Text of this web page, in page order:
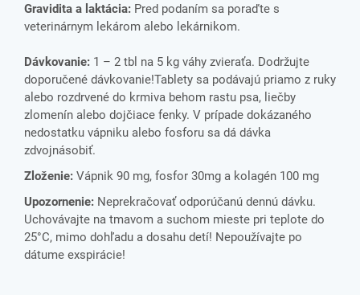
Gravidita a laktácia: Pred podaním sa poraďte s
veterinárnym lekárom alebo lekárnikom.
Dávkovanie: 1 – 2 tbl na 5 kg váhy zvieraťa. Dodržujte
doporučené dávkovanie!Tablety sa podávajú priamo z ruky
alebo rozdrvené do krmiva behom rastu psa, liečby
zlomenín alebo dojčiace fenky. V prípade dokázaného
nedostatku vápniku alebo fosforu sa dá dávka
zdvojnásobiť.
Zloženie: Vápnik 90 mg, fosfor 30mg a kolagén 100 mg
Upozornenie: Neprekračovať odporúčanú dennú dávku.
Uchovávajte na tmavom a suchom mieste pri teplote do
25°C, mimo dohľadu a dosahu detí! Nepoužívajte po
dátume exspirácie!